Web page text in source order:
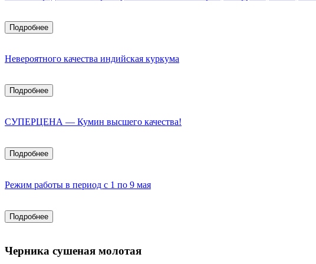
Подробнее
Невероятного качества индийская куркума
Подробнее
СУПЕРЦЕНА — Кумин высшего качества!
Подробнее
Режим работы в период с 1 по 9 мая
Подробнее
Черника сушеная молотая